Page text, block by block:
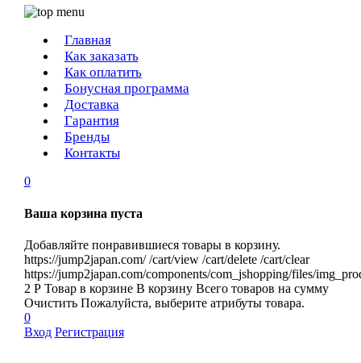
Главная
Как заказать
Как оплатить
Бонусная программа
Доставка
Гарантия
Бренды
Контакты
0
Ваша корзина пуста
Добавляйте понравившиеся товары в корзину.
https://jump2japan.com/ /cart/view /cart/delete /cart/clear
https://jump2japan.com/components/com_jshopping/files/
2 Р Товар в корзине В корзину Всего товаров на сумму
Очистить Пожалуйста, выберите атрибуты товара.
0
Вход Регистрация